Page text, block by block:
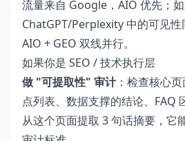
流量来自 Google，AIO 优先；
ChatGPT/Perplexity 中的可见
AIO + GEO 双线并行。
如果你是 SEO / 技术执行层
做 "可提取性" 审计：检查核心
点列表、数据支撑的结论、FAQ
从这个页面提取 3 句话摘要，它